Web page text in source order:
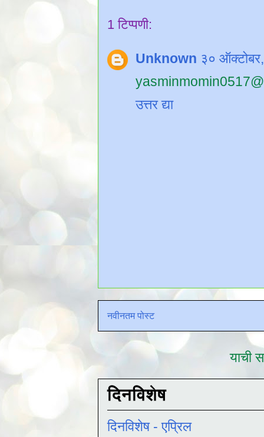
1 टिप्पणी:
Unknown ३०
उत्तर द्या
नवीनतम पोस्ट
याची
दिनविशेष
दिनविशेष - एप्रिल